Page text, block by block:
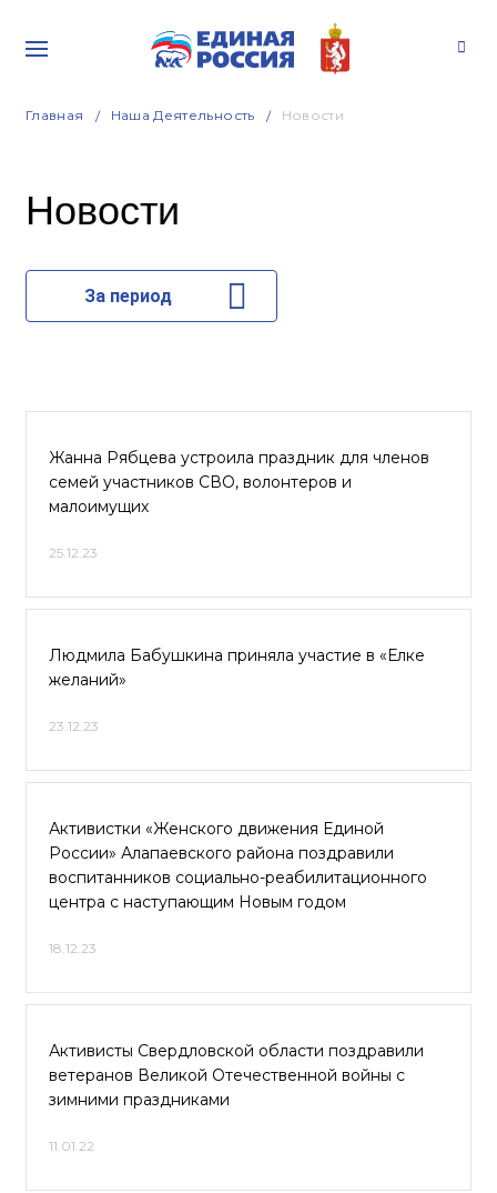
Главная Наша Деятельность Новости
Новости
За период
Жанна Рябцева устроила праздник для членов
семей участников СВО, волонтеров и
малоимущих
25.12.23
Людмила Бабушкина приняла участие в «Елке
желаний»
23.12.23
Активистки «Женского движения Единой
России» Алапаевского района поздравили
воспитанников социально-реабилитационного
центра с наступающим Новым годом
18.12.23
Активисты Свердловской области поздравили
ветеранов Великой Отечественной войны с
зимними праздниками
11.01.22